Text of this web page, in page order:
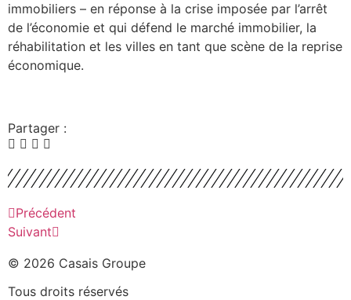
immobiliers – en réponse à la crise imposée par l’arrêt
de l’économie et qui défend le marché immobilier, la
réhabilitation et les villes en tant que scène de la reprise
économique.
Partager :
Précédent
Suivant
© 2026 Casais Groupe
Tous droits réservés